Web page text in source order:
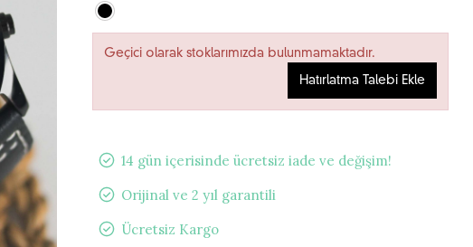
Geçici olarak stoklarımızda bulunmamaktadır.
Hatırlatma Talebi Ekle
14 gün içerisinde ücretsiz iade ve değişim!
Orijinal ve 2 yıl garantili
Ücretsiz Kargo